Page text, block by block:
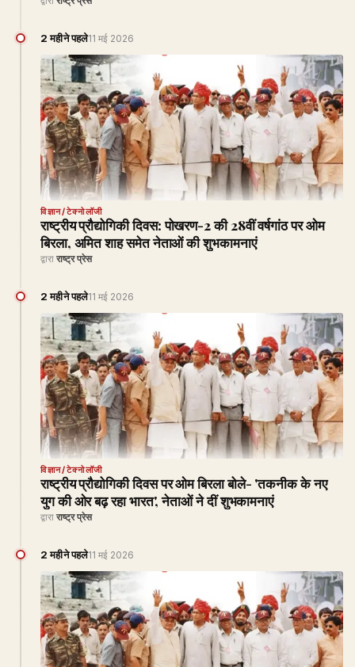
2 महीने पहले11 मई 2026
विज्ञान/टेक्नोलॉजी
राष्ट्रीय प्रौद्योगिकी दिवस: पोखरण-2 की 28वीं वर्षगांठ पर ओम
बिरला, अमित शाह समेत नेताओं की शुभकामनाएं
द्वारा राष्ट्र प्रेस
2 महीने पहले11 मई 2026
विज्ञान/टेक्नोलॉजी
राष्ट्रीय प्रौद्योगिकी दिवस पर ओम बिरला बोले- 'तकनीक के नए
युग की ओर बढ़ रहा भारत', नेताओं ने दीं शुभकामनाएं
द्वारा राष्ट्र प्रेस
2 महीने पहले11 मई 2026